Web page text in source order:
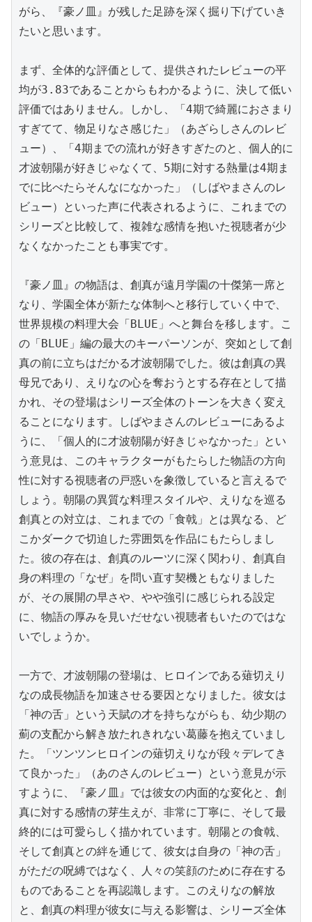
がら、『豪ノ皿』が残した足跡を深く掘り下げていき
たいと思います。
まず、全体的な評価として、提供されたレビューの平
均が3.83であることからもわかるように、決して低い
評価ではありません。しかし、「4期で綺麗におさまり
すぎてて、物足りなさ感じた」（あざらしさんのレビ
ュー）、「4期までの流れが好きすぎたのと、個人的に
才波朝陽が好きじゃなくて、5期に対する熱量は4期ま
でに比べたらそんなになかった」（しばやまさんのレ
ビュー）といった声に代表されるように、これまでの
シリーズと比較して、複雑な感情を抱いた視聴者が少
なくなかったことも事実です。
『豪ノ皿』の物語は、創真が遠月学園の十傑第一席と
なり、学園全体が新たな体制へと移行していく中で、
世界規模の料理大会「BLUE」へと舞台を移します。こ
の「BLUE」編の最大のキーパーソンが、突如として創
真の前に立ちはだかる才波朝陽でした。彼は創真の異
母兄であり、えりなの心を奪おうとする存在として描
かれ、その登場はシリーズ全体のトーンを大きく変え
ることになります。しばやまさんのレビューにあるよ
うに、「個人的に才波朝陽が好きじゃなかった」とい
う意見は、このキャラクターがもたらした物語の方向
性に対する視聴者の戸惑いを象徴していると言えるで
しょう。朝陽の異質な料理スタイルや、えりなを巡る
創真との対立は、これまでの「食戟」とは異なる、ど
こかダークで切迫した雰囲気を作品にもたらしまし
た。彼の存在は、創真のルーツに深く関わり、創真自
身の料理の「なぜ」を問い直す契機ともなりました
が、その展開の早さや、やや強引に感じられる設定
に、物語の厚みを見いだせない視聴者もいたのではな
いでしょうか。
一方で、才波朝陽の登場は、ヒロインである薙切えり
なの成長物語を加速させる要因となりました。彼女は
「神の舌」という天賦の才を持ちながらも、幼少期の
薊の支配から解き放たれきれない葛藤を抱えていまし
た。「ツンツンヒロインの薙切えりなが段々デレてき
て良かった」（あのさんのレビュー）という意見が示
すように、『豪ノ皿』では彼女の内面的な変化と、創
真に対する感情の芽生えが、非常に丁寧に、そして最
終的には可愛らしく描かれています。朝陽との食戟、
そして創真との絆を通じて、彼女は自身の「神の舌」
がただの呪縛ではなく、人々の笑顔のために存在する
ものであることを再認識します。このえりなの解放
と、創真の料理が彼女に与える影響は、シリーズ全体